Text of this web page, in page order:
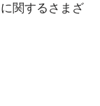
関するさまざ